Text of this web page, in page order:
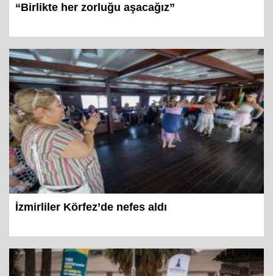
“Birlikte her zorluğu aşacağız”
İzmirliler Körfez’de nefes aldı